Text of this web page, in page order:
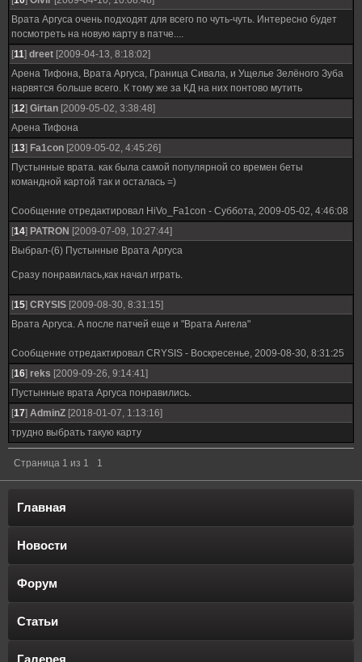
Врата Аргуса очень подходят для всего по чуть-чуть. Интересно будет
посмотреть на новую карту в патче....
[11] dreet [2009-04-13, 8:18:02]
Арена Тифона, Врата Аргуса, Граница Сивала, и Ущелье Зелёного Зуба
нарвятся больше всего. К тому же за КД на них понтово мутить
[12] Girtan [2009-05-02, 3:38:48]
Арена Тифона
[13] Fa1con [2009-05-02, 4:45:26]
Пустынные врата. как была самой популярной со времен беты
командной картой так и осталась =)
Сообщение отредактировал HiVo_Fa1con - Суббота, 2009-05-02, 4:46:08
[14] PATRON [2009-07-09, 10:27:44]
Выбрал-(6) Пустынные Врата Аргуса
Сразу понравилась,как начал играть.
[15] CRYSIS [2009-08-30, 8:31:15]
Врата Аргуса. А после патчей еще и "Врата Ангела"
Сообщение отредактировал CRYSIS - Воскресенье, 2009-08-30, 8:31:25
[16] reks [2009-09-26, 9:14:41]
Пустынные врата Аргуса понравились.
[17] AdminZ [2018-01-07, 1:13:16]
трудно выбрать такую карту
Страница 1 из 1 1
Главная
Новости
Форум
Статьи
Галерея